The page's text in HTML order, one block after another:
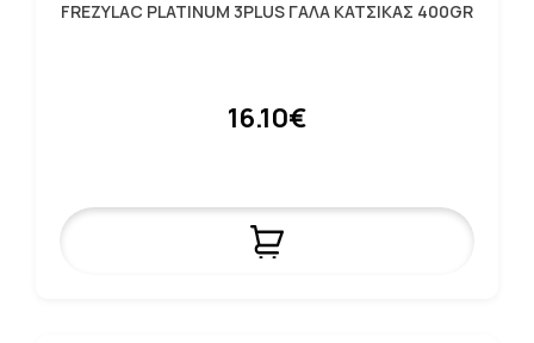
FREZYLAC PLATINUM 3PLUS ΓΑΛΑ ΚΑΤΣΙΚΑΣ 400GR
16.10€